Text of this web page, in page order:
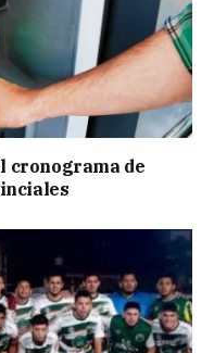
cronograma de